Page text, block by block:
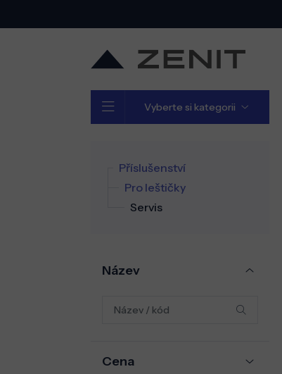
Vyberte si kategorii
Příslušenství
Pro leštičky
Servis
Název
Cena